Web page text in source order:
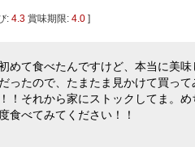
: 4.3 賞味期限: 4.0 ]
めて食べたんですけど、本当に美味
ったので、たまたま見かけて買って
！それから家にストックしてま。め
食べてみてください！！